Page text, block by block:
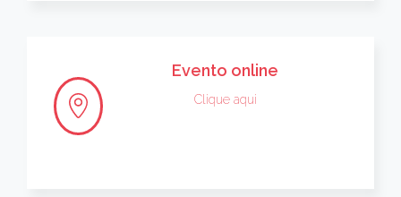
Evento online
Clique aqui